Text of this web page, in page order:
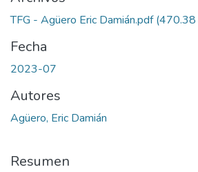
TFG - Agüero Eric Damián.pdf(470.38
Fecha
2023-07
Autores
Agüero, Eric Damián
Resumen